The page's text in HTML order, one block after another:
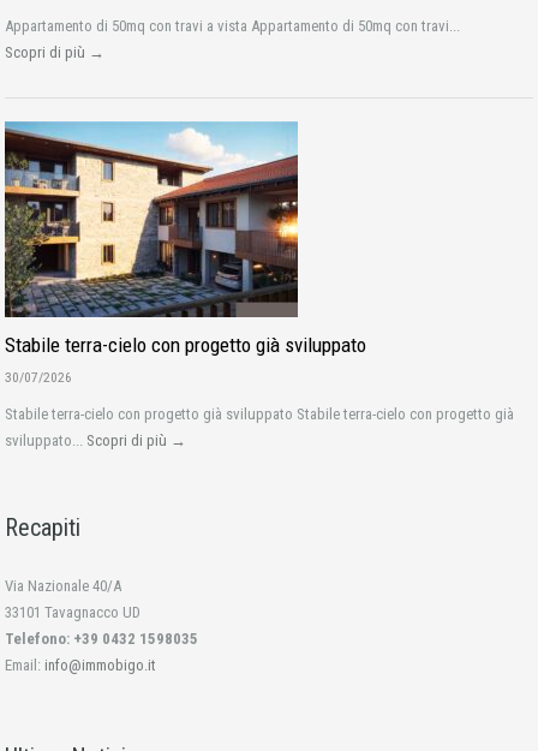
Appartamento di 50mq con travi a vista Appartamento di 50mq con travi...
Scopri di più →
Stabile terra-cielo con progetto già sviluppato
30/07/2026
Stabile terra-cielo con progetto già sviluppato Stabile terra-cielo con progetto già
sviluppato... Scopri di più →
Recapiti
Via Nazionale 40/A
33101 Tavagnacco UD
Telefono: +39 0432 1598035
Email: info@immobigo.it